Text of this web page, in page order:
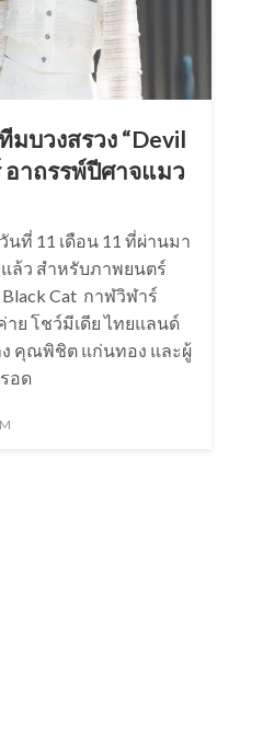
บวงสรวง “Devil
อาถรรพ์ปีศาจแมว
นที่ 11 เดือน 11 ที่ผ่านมา
แล้ว สำหรับภาพยนตร์
Cat กาฬวิฬาร์
ย โชว์มีเดีย ไทยแลนด์
คุณพิชิต แก่นทอง และผู้
อด